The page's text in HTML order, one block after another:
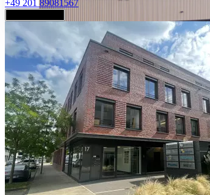
+49 201 89081567